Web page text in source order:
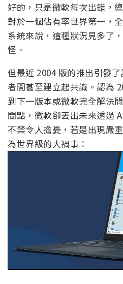
好的，只是微軟每次出錯，
對於一個佔有率世界第一，
系統來說，這種狀況見多了
怪。
但最近 2004 版的推出引發
者間甚至建立起共識。認為
到下一版本或微軟完全解決
間點，微軟卻丟出未來透過
不禁令人擔憂，若是出現嚴
為世界級的大禍事：